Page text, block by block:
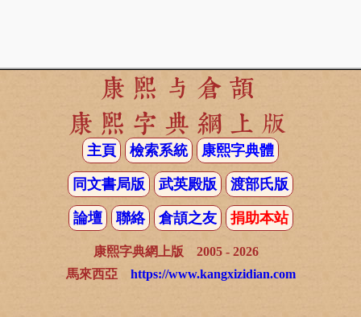
康熙与倉頡
康熙字典網上版
主頁 檢索系統 康熙字典體
同文書局版 武英殿版 渡部氏版
論壇 聯絡 倉頡之友 捐助本站
康熙字典網上版 2005 - 2026
馬來西亞 https://www.kangxizidian.com